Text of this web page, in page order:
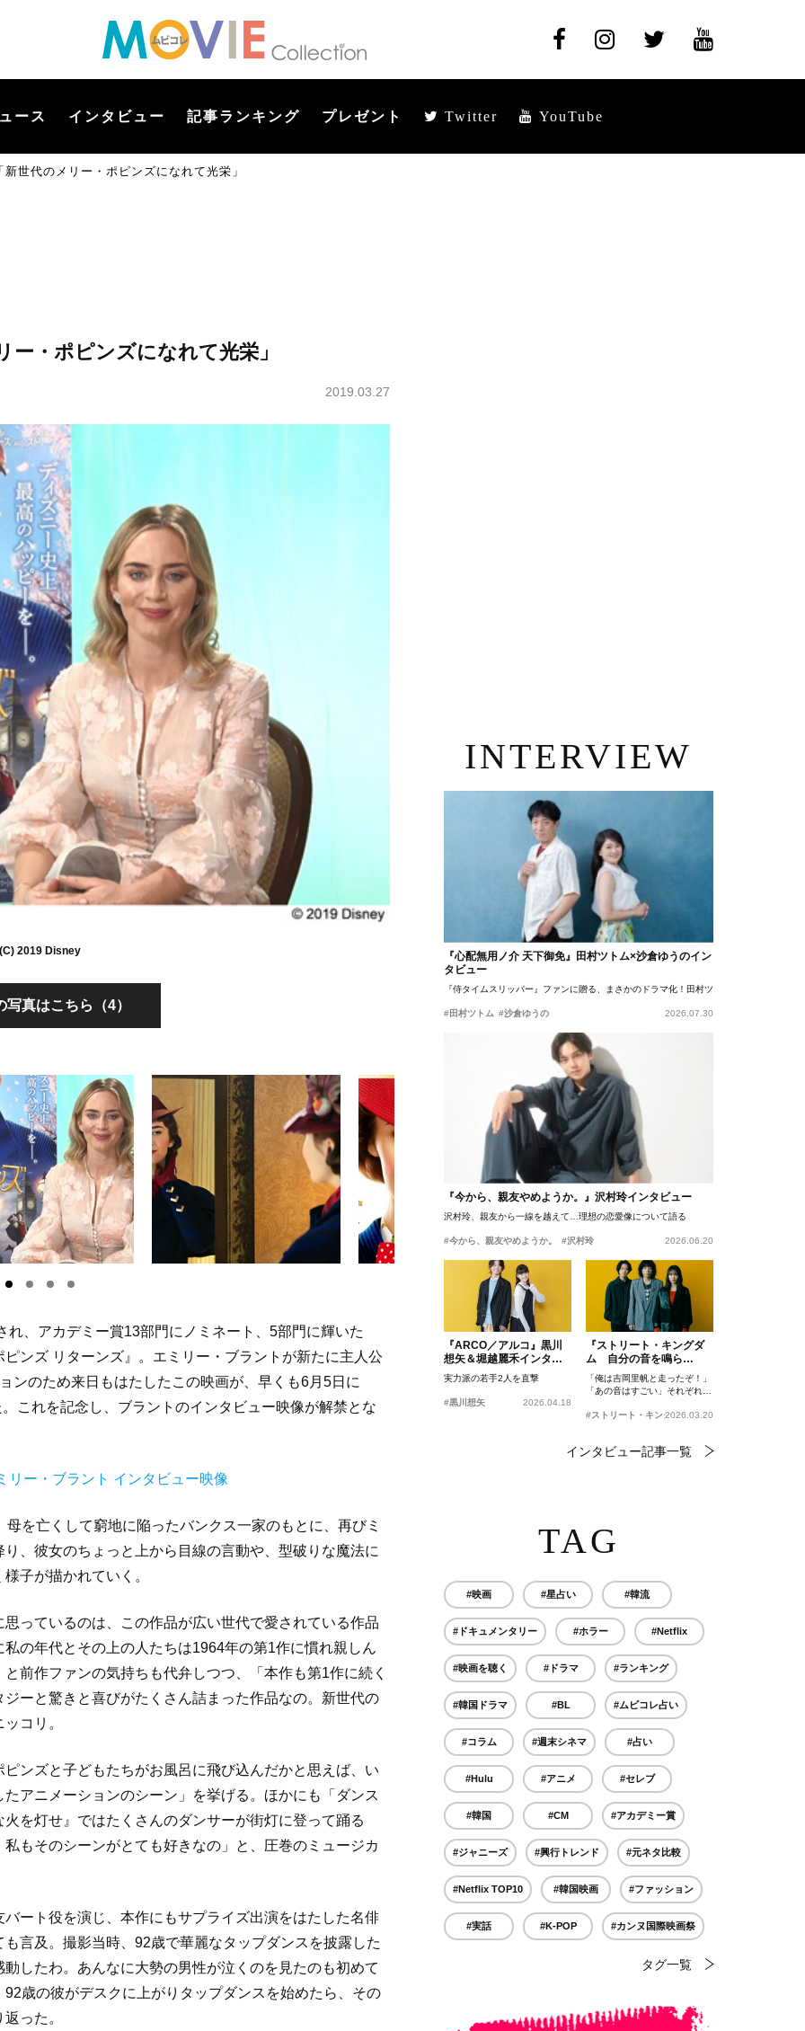
ース インタビュー 記事ランキング プレゼント Twitter YouTube
世代のメリー・ポピンズになれて光栄」
・ポピンズになれて光栄」
2019.03.27
2019 Disney
写真はこちら（4）
、アカデミー賞13部門にノミネート、5部門に輝いた
ンズ リターンズ』。エミリー・ブラントが新たに主人公
ンのため来日もはたしたこの映画が、早くも6月5日に
これを記念し、ブラントのインタビュー映像が解禁とな
リー・ブラント インタビュー映像
を亡くして窮地に陥ったバンクス一家のもとに、再びミ
、彼女のちょっと上から目線の言動や、型破りな魔法に
子が描かれていく。
っているのは、この作品が広い世代で愛されている作品
の年代とその上の人たちは1964年の第1作に慣れ親しん
前作ファンの気持ちも代弁しつつ、「本作も第1作に続く
ーと驚きと喜びがたくさん詰まった作品なの。新世代の
コリ。
ンズと子どもたちがお風呂に飛び込んだかと思えば、い
アニメーションのシーン」を挙げる。ほかにも「ダンス
を灯せ』ではたくさんのダンサーが街灯に登って踊る
もそのシーンがとても好きなの」と、圧巻のミュージカ
ート役を演じ、本作にもサプライズ出演をはたした名俳
言及。撮影当時、92歳で華麗なタップダンスを披露した
したわ。あんなに大勢の男性が泣くのを見たのも初めて
歳の彼がデスクに上がりタップダンスを始めたら、その
った。
INTERVIEW
『心配無用ノ介 天下御免』田村ツトム×沙倉ゆうのイン
タビュー
『侍タイムスリッパー』ファンに贈る、まさかのドラマ化！田村ツトム×沙倉ゆうのが語
#田村ツトム #沙倉ゆうの 2026.07.30
『今から、親友やめようか。』沢村玲インタビュー
沢村玲、親友から一線を越えて…理想の恋愛像について語る
#今から、親友やめようか。 #沢村玲 2026.06.20
『ARCO／アルコ』黒川
想矢＆堀越麗禾インタビ
ュー
実力派の若手2人を直撃
#黒川想矢 2026.04.18
『ストリート・キングダ
ム 自分の音を鳴ら
せ。』峯田和伸、若葉竜
也、吉岡里帆インタビュ
ー
「俺は吉岡里帆と走ったぞ！」
「あの音はすごい」それぞれの
#ストリート・キングダム 自分の音を鳴らせ。
2026.03.20
インタビュー記事一覧
TAG
#映画 #星占い #韓流
#ドキュメンタリー #ホラー #Netflix
#映画を聴く #ドラマ #ランキング
#韓国ドラマ #BL #ムビコレ占い
#コラム #週末シネマ #占い
#Hulu #アニメ #セレブ
#韓国 #CM #アカデミー賞
#ジャニーズ #興行トレンド #元ネタ比較
#Netflix TOP10 #韓国映画 #ファッション
#実話 #K-POP #カンヌ国際映画祭
タグ一覧